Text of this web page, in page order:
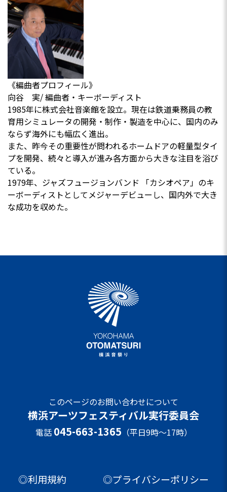
《編曲者プロフィール》
向谷 実/ 編曲者・キーボーディスト
1985年に株式会社音楽館を設立。現在は鉄道乗務員の教
育用シミュレータの開発・制作・製造を中心に、国内のみ
ならず海外にも幅広く進出。
また、昨今その重要性が問われるホームドアの軽量型タイ
プを開発、続々と導入が進み各方面から大きな注目を浴び
ている。
1979年、ジャズフュージョンバンド 「カシオペア」のキ
ーボーディストとしてメジャーデビューし、国内外で大き
な成功を収めた。
このページのお問い合わせについて
横浜アーツフェスティバル実行委員会
電話 045-663-1365 （平日9時～17時）
◎利用規約 ◎プライバシーポリシー